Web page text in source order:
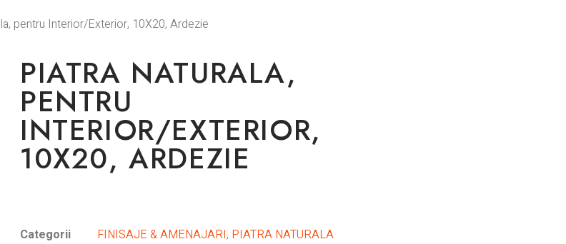
pentru Interior/Exterior, 10X20, Ardezie
PIATRA NATURALA,
PENTRU
INTERIOR/EXTERIOR,
10X20, ARDEZIE
Categorii FINISAJE & AMENAJARI, PIATRA NATURALA